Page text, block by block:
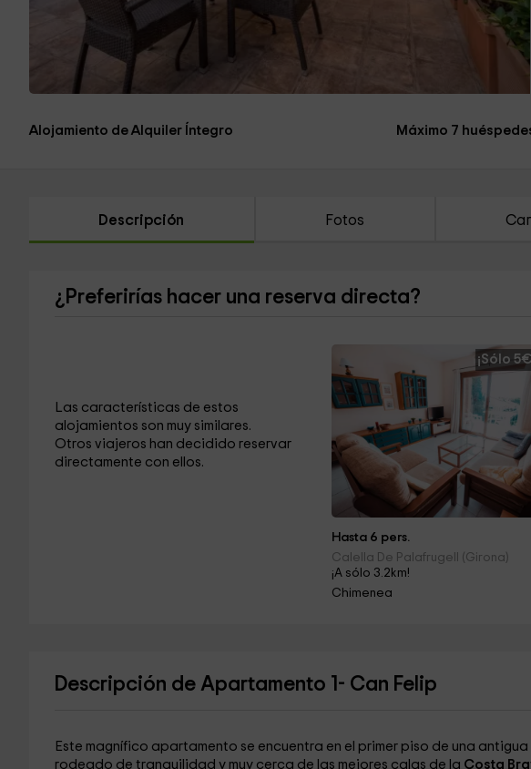
Alojamiento de Alquiler Íntegro Máximo 7
Descripción Fotos
¿Preferirías hacer una reserva directa?
Las características de estos
alojamientos son muy similares.
Otros viajeros han decidido reservar
directamente con ellos.
¡Sólo
Hasta 6 pers.
Calella De Palafrugell (Girona)
¡A sólo 3.2km!
Chimenea
Descripción de Apartamento 1- Can Felip
Este magnífico apartamento se encuentra en el primer piso de una
rodeado de tranquilidad y muy cerca de las mejores calas de la Costa